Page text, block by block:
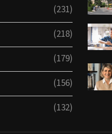
(231)
(218)
(179)
(156)
(132)